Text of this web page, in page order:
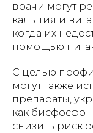
врачи могут
кальция и
когда их
помощью
С целью
могут также
препараты,
как
снизить риск